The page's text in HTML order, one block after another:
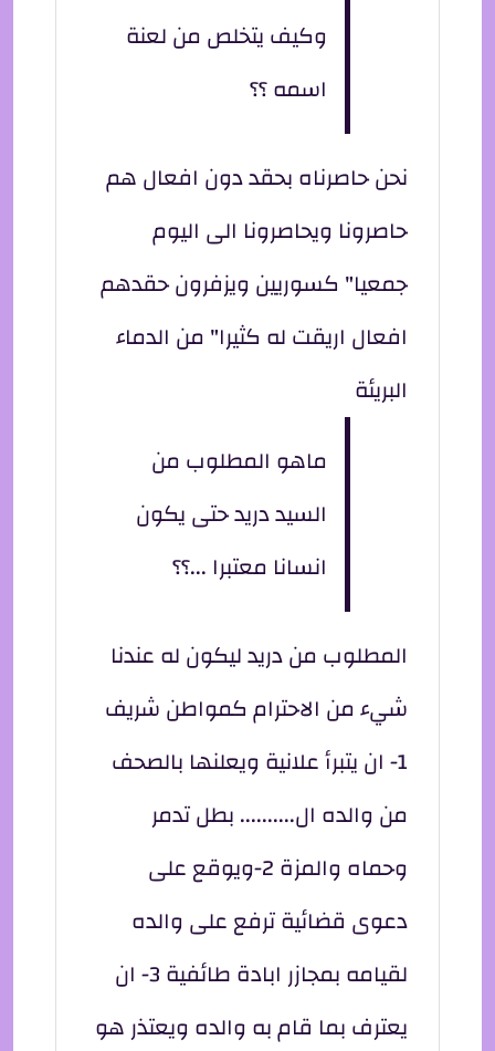
وكيف يتخلص من لعنة
اسمه ؟؟
نحن حاصرناه بحقد دون افعال هم
حاصرونا ويحاصرونا الى اليوم
جمعيا" كسوريين ويزفرون حقدهم
افعال اريقت له كثيرا" من الدماء
البريئة
ماهو المطلوب من
السيد دريد حتى يكون
انسانا معتبرا ...؟؟
المطلوب من دريد ليكون له عندنا
شيء من الاحترام كمواطن شريف
1- ان يتبرأ علانية ويعلنها بالصحف
من والده ال.......... بطل تدمر
وحماه والمزة 2-ويوقع على
دعوى قضائية ترفع على والده
لقيامه بمجازر ابادة طائفية 3- ان
يعترف بما قام به والده ويعتذر هو